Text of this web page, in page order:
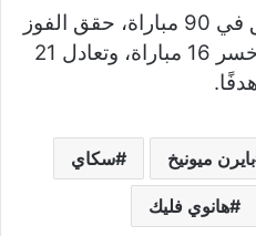
ومع نادي لابيزيج قاد الفريق في 90 مباراة، حقق الفوز
في 53 منهم. في حين أنه خسر 16 مباراة، وتعادل 21
بايرن ميونيخ سكاي
هانوي فليك